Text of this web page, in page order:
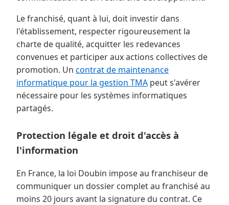
Le franchisé, quant à lui, doit investir dans
l'établissement, respecter rigoureusement la
charte de qualité, acquitter les redevances
convenues et participer aux actions collectives de
promotion. Un contrat de maintenance
informatique pour la gestion TMA peut s'avérer
nécessaire pour les systèmes informatiques
partagés.
Protection légale et droit d'accès à
l'information
En France, la loi Doubin impose au franchiseur de
communiquer un dossier complet au franchisé au
moins 20 jours avant la signature du contrat. Ce